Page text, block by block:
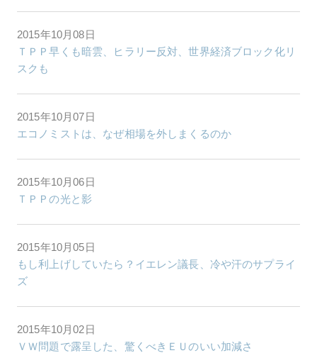
2015年10月08日
ＴＰＰ早くも暗雲、ヒラリー反対、世界経済ブロック化リ
スクも
2015年10月07日
エコノミストは、なぜ相場を外しまくるのか
2015年10月06日
ＴＰＰの光と影
2015年10月05日
もし利上げしていたら？イエレン議長、冷や汗のサプライ
ズ
2015年10月02日
ＶＷ問題で露呈した、驚くべきＥＵのいい加減さ